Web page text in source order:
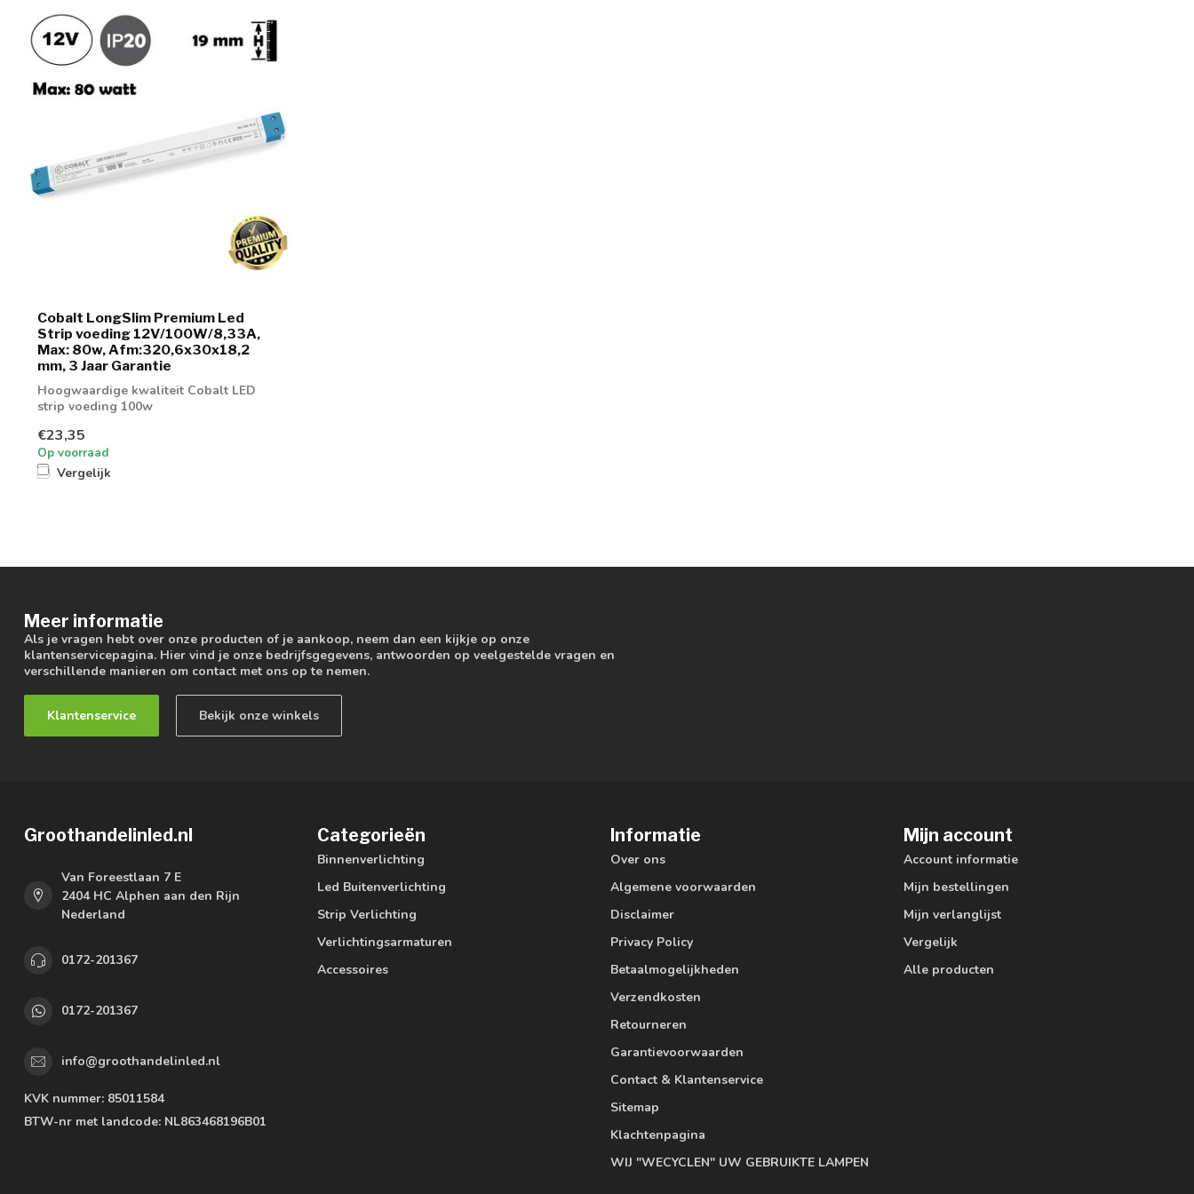
Cobalt LongSlim Premium Led
Strip voeding 12V/100W/8,33A,
Max: 80w, Afm:320,6x30x18,2
mm, 3 Jaar Garantie
Hoogwaardige kwaliteit Cobalt LED
strip voeding 100w
€23,35
Op voorraad
Vergelijk
Meer informatie
Als je vragen hebt over onze producten of je aankoop, neem dan een kijkje op onze
klantenservicepagina. Hier vind je onze bedrijfsgegevens, antwoorden op veelgestelde vragen en
verschillende manieren om contact met ons op te nemen.
Klantenservice Bekijk onze winkels
Groothandelinled.nl
Van Foreestlaan 7 E
2404 HC Alphen aan den Rijn
Nederland
0172-201367
0172-201367
info@groothandelinled.nl
KVK nummer: 85011584
BTW-nr met landcode: NL863468196B01
Categorieën
Binnenverlichting
Led Buitenverlichting
Strip Verlichting
Verlichtingsarmaturen
Accessoires
Informatie
Over ons
Algemene voorwaarden
Disclaimer
Privacy Policy
Betaalmogelijkheden
Verzendkosten
Retourneren
Garantievoorwaarden
Contact & Klantenservice
Sitemap
Klachtenpagina
WIJ "WECYCLEN" UW GEBRUIKTE LAMPEN
Mijn account
Account informatie
Mijn bestellingen
Mijn verlanglijst
Vergelijk
Alle producten